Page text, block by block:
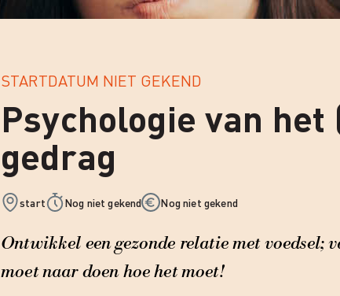
STARTDATUM NIET GEKEND
Psychologie van het
gedrag
start Nog niet gekend Nog niet gekend
Ontwikkel een gezonde relatie met voedsel;
moet naar doen hoe het moet!